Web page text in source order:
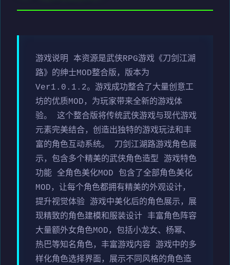
游戏说明 本资源是武侠RPG游戏《刀剑江湖
路》的绅士MOD整合版，版本为
Ver1.0.1.2。游戏成功整合了大量创意工
坊的优质MOD，为玩家带来全新的游戏体
验。 这个整合版将传统武侠游戏与现代游戏
元素完美结合，创造出独特的游戏玩法和丰
富的角色互动系统。 刀剑江湖路游戏角色展
示，包含多个精美的武侠角色造型 游戏特色
功能 全角色美化MOD 包含了全部角色美化
MOD，让每个角色都拥有精美的外观设计，
提升视觉体验 游戏中美化后的角色展示，展
现精致的角色建模和服装设计 丰富角色阵容
大量额外女角色MOD，包括小龙女、杨幂、
热巴等知名角色，丰富游戏内容 游戏中的多
样化角色选择界面，展示不同风格的角色造